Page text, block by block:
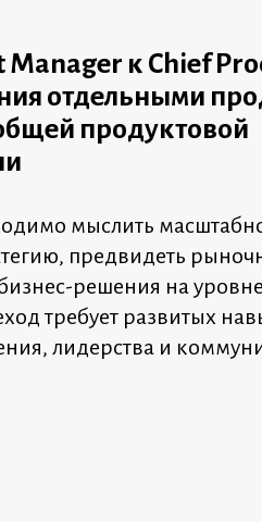
Manager к Chief
отдельными
продуктовой
мыслить
предвидеть
решения на
требует развитых
лидерства и